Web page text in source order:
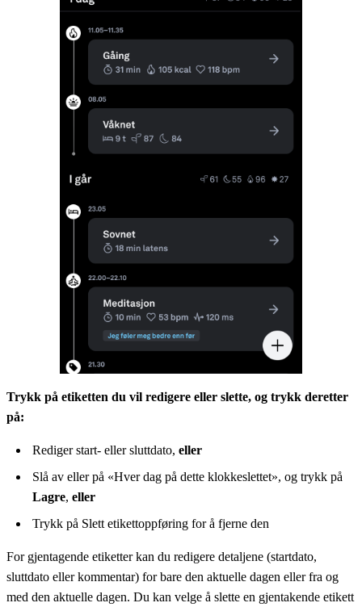
Trykk på etiketten du vil redigere eller slette, og trykk deretter
på:
Rediger start- eller sluttdato, eller
Slå av eller på «Hver dag på dette klokkeslettet», og trykk på
Lagre, eller
Trykk på Slett etikettoppføring for å fjerne den
For gjentagende etiketter kan du redigere detaljene (startdato,
sluttdato eller kommentar) for bare den aktuelle dagen eller fra og
med den aktuelle dagen. Du kan velge å slette en gjentakende etikett